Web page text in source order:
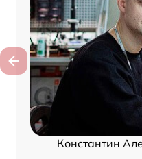
Константин